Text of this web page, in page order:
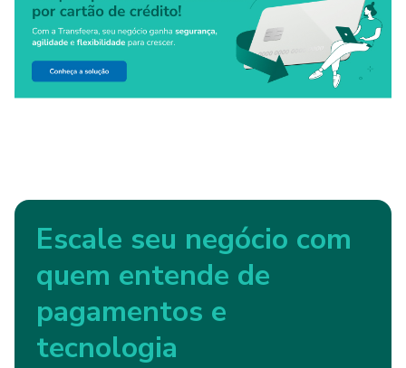
Escale seu negócio com
quem entende de
pagamentos e
tecnologia